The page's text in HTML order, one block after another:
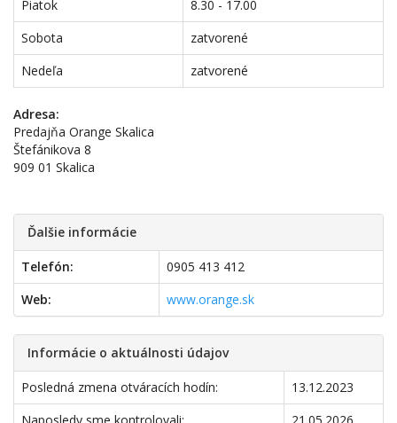
Piatok
8.30 - 17.00
Sobota
zatvorené
Nedeľa
zatvorené
Adresa:
Predajňa Orange Skalica
Štefánikova 8
909 01 Skalica
Ďalšie informácie
Telefón:
0905 413 412
Web:
www.orange.sk
Informácie o aktuálnosti údajov
Posledná zmena otváracích hodín:
13.12.2023